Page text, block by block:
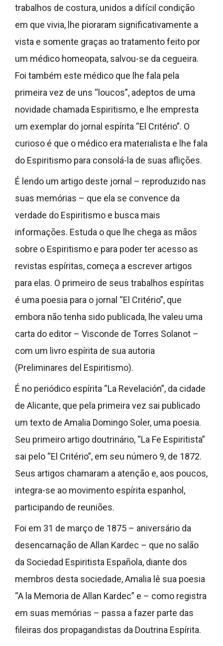
trabalhos de costura, unidos a difícil condição
em que vivia, lhe pioraram significativamente a
vista e somente graças ao tratamento feito por
um médico homeopata, salvou-se da cegueira.
Foi também este médico que lhe fala pela
primeira vez de uns “loucos”, adeptos de uma
novidade chamada Espiritismo, e lhe empresta
um exemplar do jornal espírita “El Critério”. O
curioso é que o médico era materialista e lhe fala
do Espiritismo para consolá-la de suas aflições.
É lendo um artigo deste jornal – reproduzido nas
suas memórias – que ela se convence da
verdade do Espiritismo e busca mais
informações. Estuda o que lhe chega as mãos
sobre o Espiritismo e para poder ter acesso as
revistas espíritas, começa a escrever artigos
para elas. O primeiro de seus trabalhos espíritas
é uma poesia para o jornal “El Critério”, que
embora não tenha sido publicada, lhe valeu uma
carta do editor – Visconde de Torres Solanot –
com um livro espírita de sua autoria
(Preliminares del Espiritismo).
É no periódico espírita “La Revelación”, da cidade
de Alicante, que pela primeira vez sai publicado
um texto de Amalia Domingo Soler, uma poesia.
Seu primeiro artigo doutrinário, “La Fe Espiritista”
sai pelo “El Critério”, em seu número 9, de 1872.
Seus artigos chamaram a atenção e, aos poucos,
integra-se ao movimento espírita espanhol,
participando de reuniões.
Foi em 31 de março de 1875 – aniversário da
desencarnação de Allan Kardec – que no salão
da Sociedad Espiritista Española, diante dos
membros desta sociedade, Amalia lê sua poesia
“A la Memoria de Allan Kardec” e – como registra
em suas memórias – passa a fazer parte das
fileiras dos propagandistas da Doutrina Espírita.